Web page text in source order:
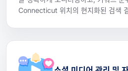
Connecticut 위치의 현지화된 검색